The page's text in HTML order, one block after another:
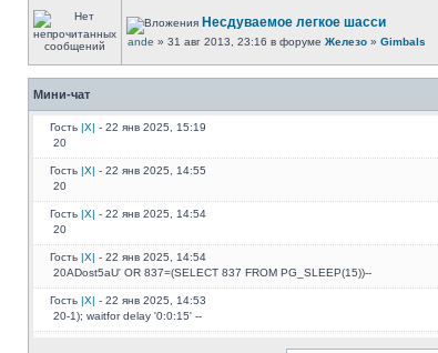
Несдуваемое легкое шасси
ande » 31 авг 2013, 23:16 в форуме Железо » Gimbals
Мини-чат
Гость |X| - 22 янв 2025, 15:19
20
Гость |X| - 22 янв 2025, 14:55
20
Гость |X| - 22 янв 2025, 14:54
20
Гость |X| - 22 янв 2025, 14:54
20ADost5aU' OR 837=(SELECT 837 FROM PG_SLEEP(15))--
Гость |X| - 22 янв 2025, 14:53
20-1); waitfor delay '0:0:15' --